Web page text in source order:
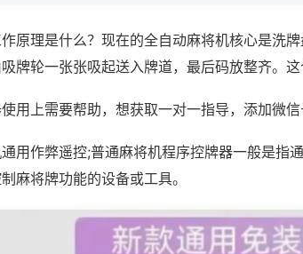
原理是什么？现在的全自动麻将机核心是洗
牌轮一张张吸起送入牌道，最后码放整齐。这
用上需要帮助，想获取一对一指导，添加微
用作弊遥控;普通麻将机程序控牌器一般是指
麻将牌功能的设备或工具。